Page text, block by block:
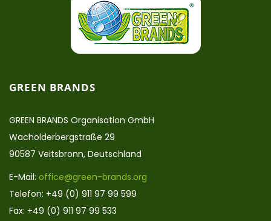
GREEN BRANDS
GREEN BRANDS Organisation GmbH
Wacholderbergstraße 29
90587 Veitsbronn, Deutschland
E-Mail: office@green-brands.org
Telefon: +49 (0) 911 97 99 599
Fax: +49 (0) 911 97 99 533